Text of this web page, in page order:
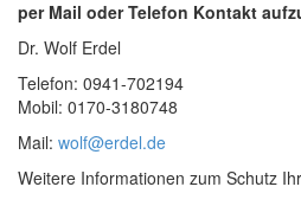
per Mail oder Telefon Kontakt
Dr. Wolf Erdel
Telefon: 0941-702194
Mobil: 0170-3180748
Mail: wolf@erdel.de
Weitere Informationen zum Schutz